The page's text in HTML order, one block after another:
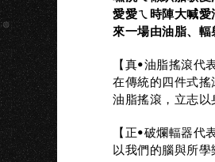
愛愛ㄟ時陣大喊愛
來一場由油脂、輻
【真•油脂搖滾代
在傳統的四件式
油脂搖滾，立志以
【正•破爛輻器代
以我們的腦與所學